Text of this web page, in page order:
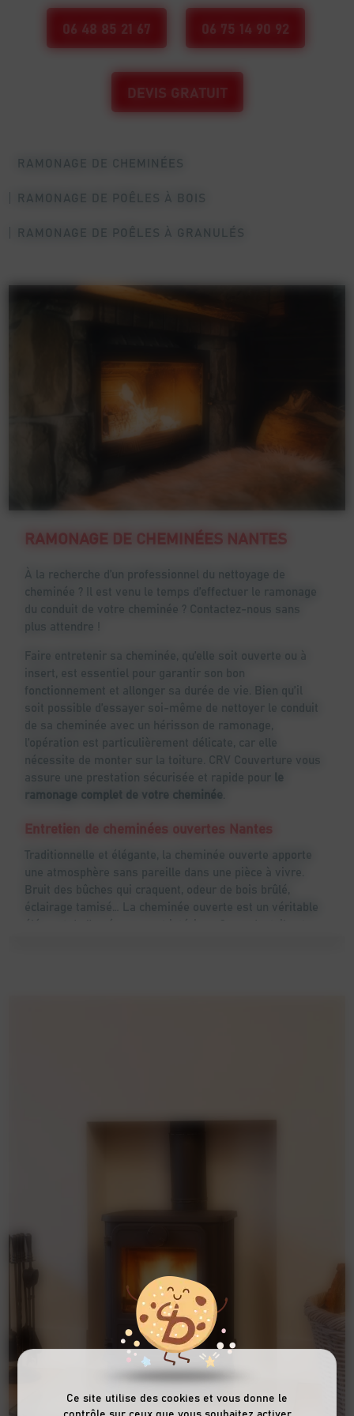
Ce site utilise des cookies et vous donne le
contrôle sur ceux que vous souhaitez activer
06 48 85 21 67 06 75 14 90 92
DEVIS GRATUIT
RAMONAGE DE CHEMINÉES
RAMONAGE DE POÊLES À BOIS
RAMONAGE DE POÊLES À GRANULÉS
RAMONAGE DE CHEMINÉES NANTES
À la recherche d’un professionnel du nettoyage de
cheminée ? Il est venu le temps d’effectuer le ramonage
du conduit de votre cheminée ? Contactez-nous sans
plus attendre !
Faire entretenir sa cheminée, qu’elle soit ouverte ou à
insert, est essentiel pour garantir son bon
fonctionnement et allonger sa durée de vie. Bien qu’il
soit possible d’essayer soi-même de nettoyer le conduit
de sa cheminée avec un hérisson de ramonage,
l’opération est particulièrement délicate, car elle
nécessite de monter sur la toiture. CRV Couverture vous
assure une prestation sécurisée et rapide pour le
ramonage complet de votre cheminée
Entretien de cheminées ouvertes Nantes
Traditionnelle et élégante, la cheminée ouverte apporte
une atmosphère sans pareille dans une pièce à vivre.
Bruit des bûches qui craquent, odeur de bois brûlé,
éclairage tamisé… La cheminée ouverte est un véritable
élément de l’aménagement intérieur. Cependant, il est
La cheminée à insert offre d’excellentes performances
d’évacuation en passant par le foyer. Afin de conserver
une vitre propre et une cheminée sécurisée avec un
chauffage efficace lors des jours froids, CRV Couverture
vous conseille d’effectuer le ramonage une fois par an.